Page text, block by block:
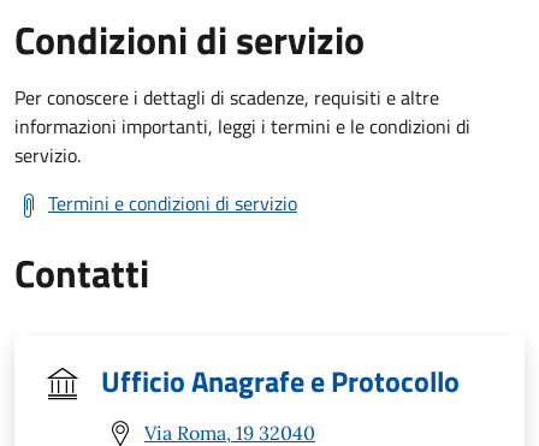
Condizioni di servizio
Per conoscere i dettagli di scadenze, requisiti e altre
informazioni importanti, leggi i termini e le condizioni di
servizio.
Termini e condizioni di servizio
Contatti
Ufficio Anagrafe e Protocollo
Via Roma, 19 32040